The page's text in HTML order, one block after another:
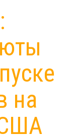
на